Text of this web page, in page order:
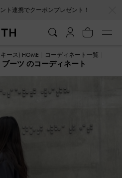
ト連携でクーポンプレゼント！
ース) HOME
コーディネート一覧
ブーツ のコーディネート